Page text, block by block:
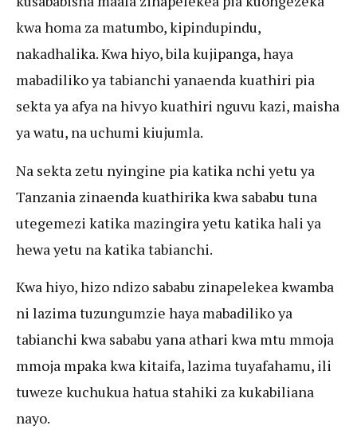
kwa homa za matumbo, kipindupindu,
nakadhalika. Kwa hiyo, bila kujipanga, haya
mabadiliko ya tabianchi yanaenda kuathiri pia
sekta ya afya na hivyo kuathiri nguvu kazi, maisha
ya watu, na uchumi kiujumla.
Na sekta zetu nyingine pia katika nchi yetu ya
Tanzania zinaenda kuathirika kwa sababu tuna
utegemezi katika mazingira yetu katika hali ya
hewa yetu na katika tabianchi.
Kwa hiyo, hizo ndizo sababu zinapelekea kwamba
ni lazima tuzungumzie haya mabadiliko ya
tabianchi kwa sababu yana athari kwa mtu mmoja
mmoja mpaka kwa kitaifa, lazima tuyafahamu, ili
tuweze kuchukua hatua stahiki za kukabiliana
nayo.